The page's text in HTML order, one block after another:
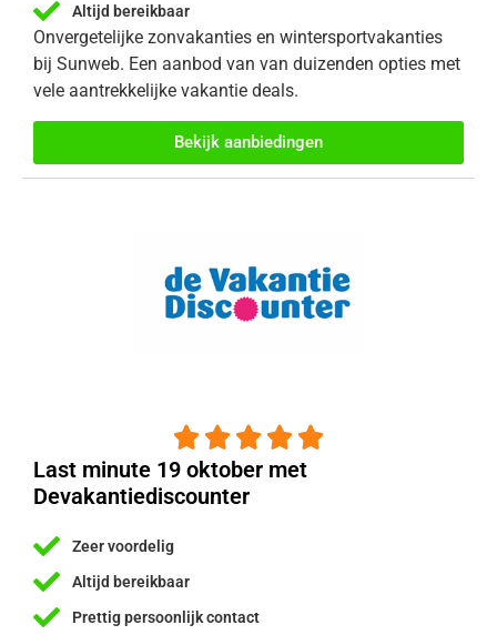
Altijd bereikbaar
Onvergetelijke zonvakanties en wintersportvakanties
bij Sunweb. Een aanbod van van duizenden opties met
vele aantrekkelijke vakantie deals.
Bekijk aanbiedingen
    
Last minute 19 oktober met
Devakantiediscounter
Zeer voordelig
Altijd bereikbaar
Prettig persoonlijk contact